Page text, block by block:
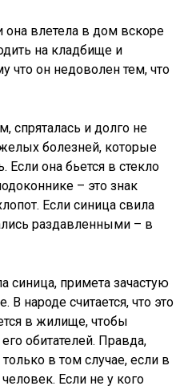
она влетела в дом вскоре
на кладбище и
что он недоволен тем, что
спряталась и долго не
болезней, которые
Если она бьется в стекло
– это знак
Если синица свила
раздавленными – в
синица, примета зачастую
В народе считается, что это
в жилище, чтобы
обитателей. Правда,
в том случае, если в
Если не у кого